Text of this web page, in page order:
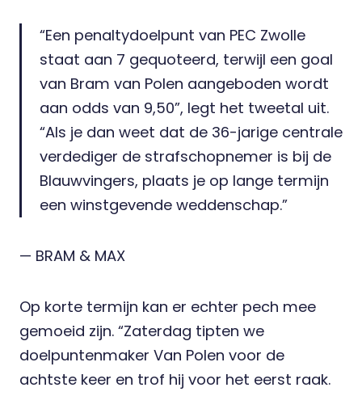
“Een penaltydoelpunt van PEC Zwolle
staat aan 7 gequoteerd, terwijl een goal
van Bram van Polen aangeboden wordt
aan odds van 9,50”, legt het tweetal uit.
“Als je dan weet dat de 36-jarige centrale
verdediger de strafschopnemer is bij de
Blauwvingers, plaats je op lange termijn
een winstgevende weddenschap.”
— BRAM & MAX
Op korte termijn kan er echter pech mee
gemoeid zijn. “Zaterdag tipten we
doelpuntenmaker Van Polen voor de
achtste keer en trof hij voor het eerst raak.